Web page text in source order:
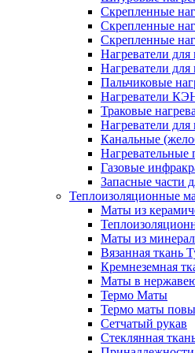
Скрепленные
Скрепленные
Скрепленные
Нагреватели
Нагреватели для
Пальчиковые
Нагреватели
Траковые
Нагреватели для
Канальные
Нагревательные
Газовые
Запасные части
Теплоизоляционные
Маты из
Маты из
Вязанная ткань
Кремнеземная
Маты в
Термо Маты
Термо маты
Сетчатый рукав
Стеклянная